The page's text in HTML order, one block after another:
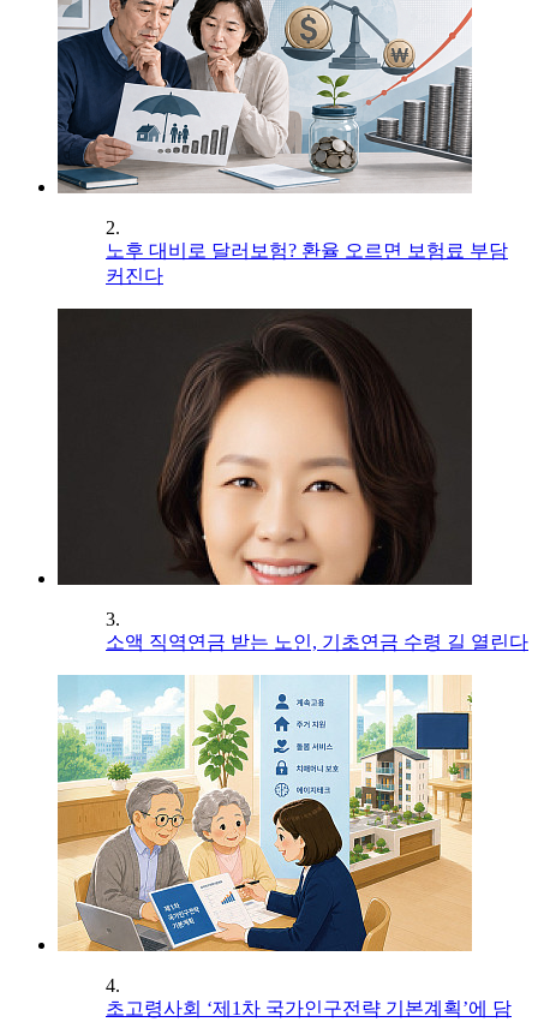
2.
노후 대비로 달러보험? 환율 오르면 보험료 부담
커진다
3.
소액 직역연금 받는 노인, 기초연금 수령 길 열린다
4.
초고령사회 ‘제1차 국가인구전략 기본계획’에 담